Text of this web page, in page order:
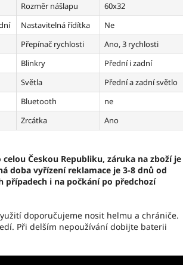
Rozměr nášlapu
60x32
Nastavitelná řídítka
Ne
Přepínač rychlosti
Ano, 3 rychlosti
Blinkry
Přední i zadní
Světla
Přední a zadní světlo
Bluetooth
ne
Zrcátka Ano
Českou Republiku, záruka na zboží je
doba vyřízení reklamace je 3-8 dnů od
případech i na počkání po předchozí
doporučujeme nosit helmu a chrániče.
Při delším nepoužívání dobijte baterii